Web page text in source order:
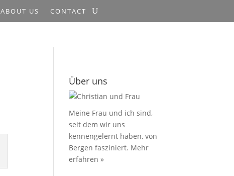
ABOUT US CONTACT
Über uns
Meine Frau und ich sind,
seit dem wir uns
kennengelernt haben, von
Bergen fasziniert. Mehr
erfahren »